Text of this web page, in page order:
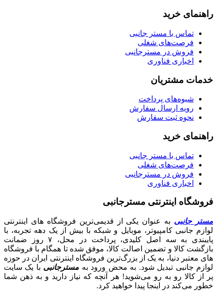
راهنمای خرید
تماس با مستر جانبی
فرصت‌های شغلی
فروش در مسترجانبی
اخباری فناوری
خدمات مشتریان
شیوه‌های پرداخت
رویه ارسال سفارش
نحوه ثبت سفارش
راهنمای خرید
تماس با مستر جانبی
فرصت‌های شغلی
فروش در مسترجانبی
اخباری فناوری
فروشگاه اینترنتی مسترجانبی
مستر جانبی به عنوان یکی از قدیمی‌ترین فروشگاه های اینترنتی
لوازم جانبی کامپیوتر، موبایل و شبکه با بیش از یک دهه تجربه، با
پایبندی به سه اصل کلیدی، پرداخت در محل، ۷ روز ضمانت
بازگشت کالا و تضمین اصالت کالا، موفق شده تا همگام با فروشگاه‌
های معتبر دنیا، به یک از بزرگ‌ترین فروشگاه اینترنتی ایران در حوزه
لوازم جانبی تبدیل شود. به محض ورود به مسترجانبی با یک سایت
پر از کالا رو به رو می‌شوید! هر آنچه که نیاز دارید و به ذهن شما
خطور می‌کند در اینجا پیدا خواهید کرد.